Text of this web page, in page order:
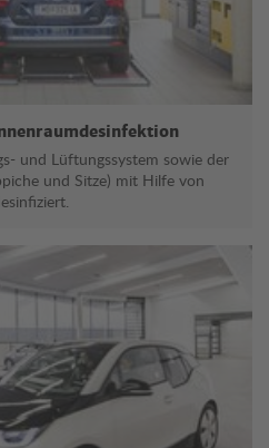
und Lüftungssystem sowie der
und Sitze) mit Hilfe von